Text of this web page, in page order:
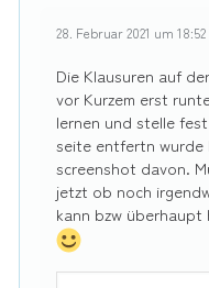
28. Februar 2021 um 18:52
Die Klausuren auf
vor Kurzem erst
lernen und stelle
seite entfertn wurde
screenshot davon.
jetzt ob noch
kann bzw